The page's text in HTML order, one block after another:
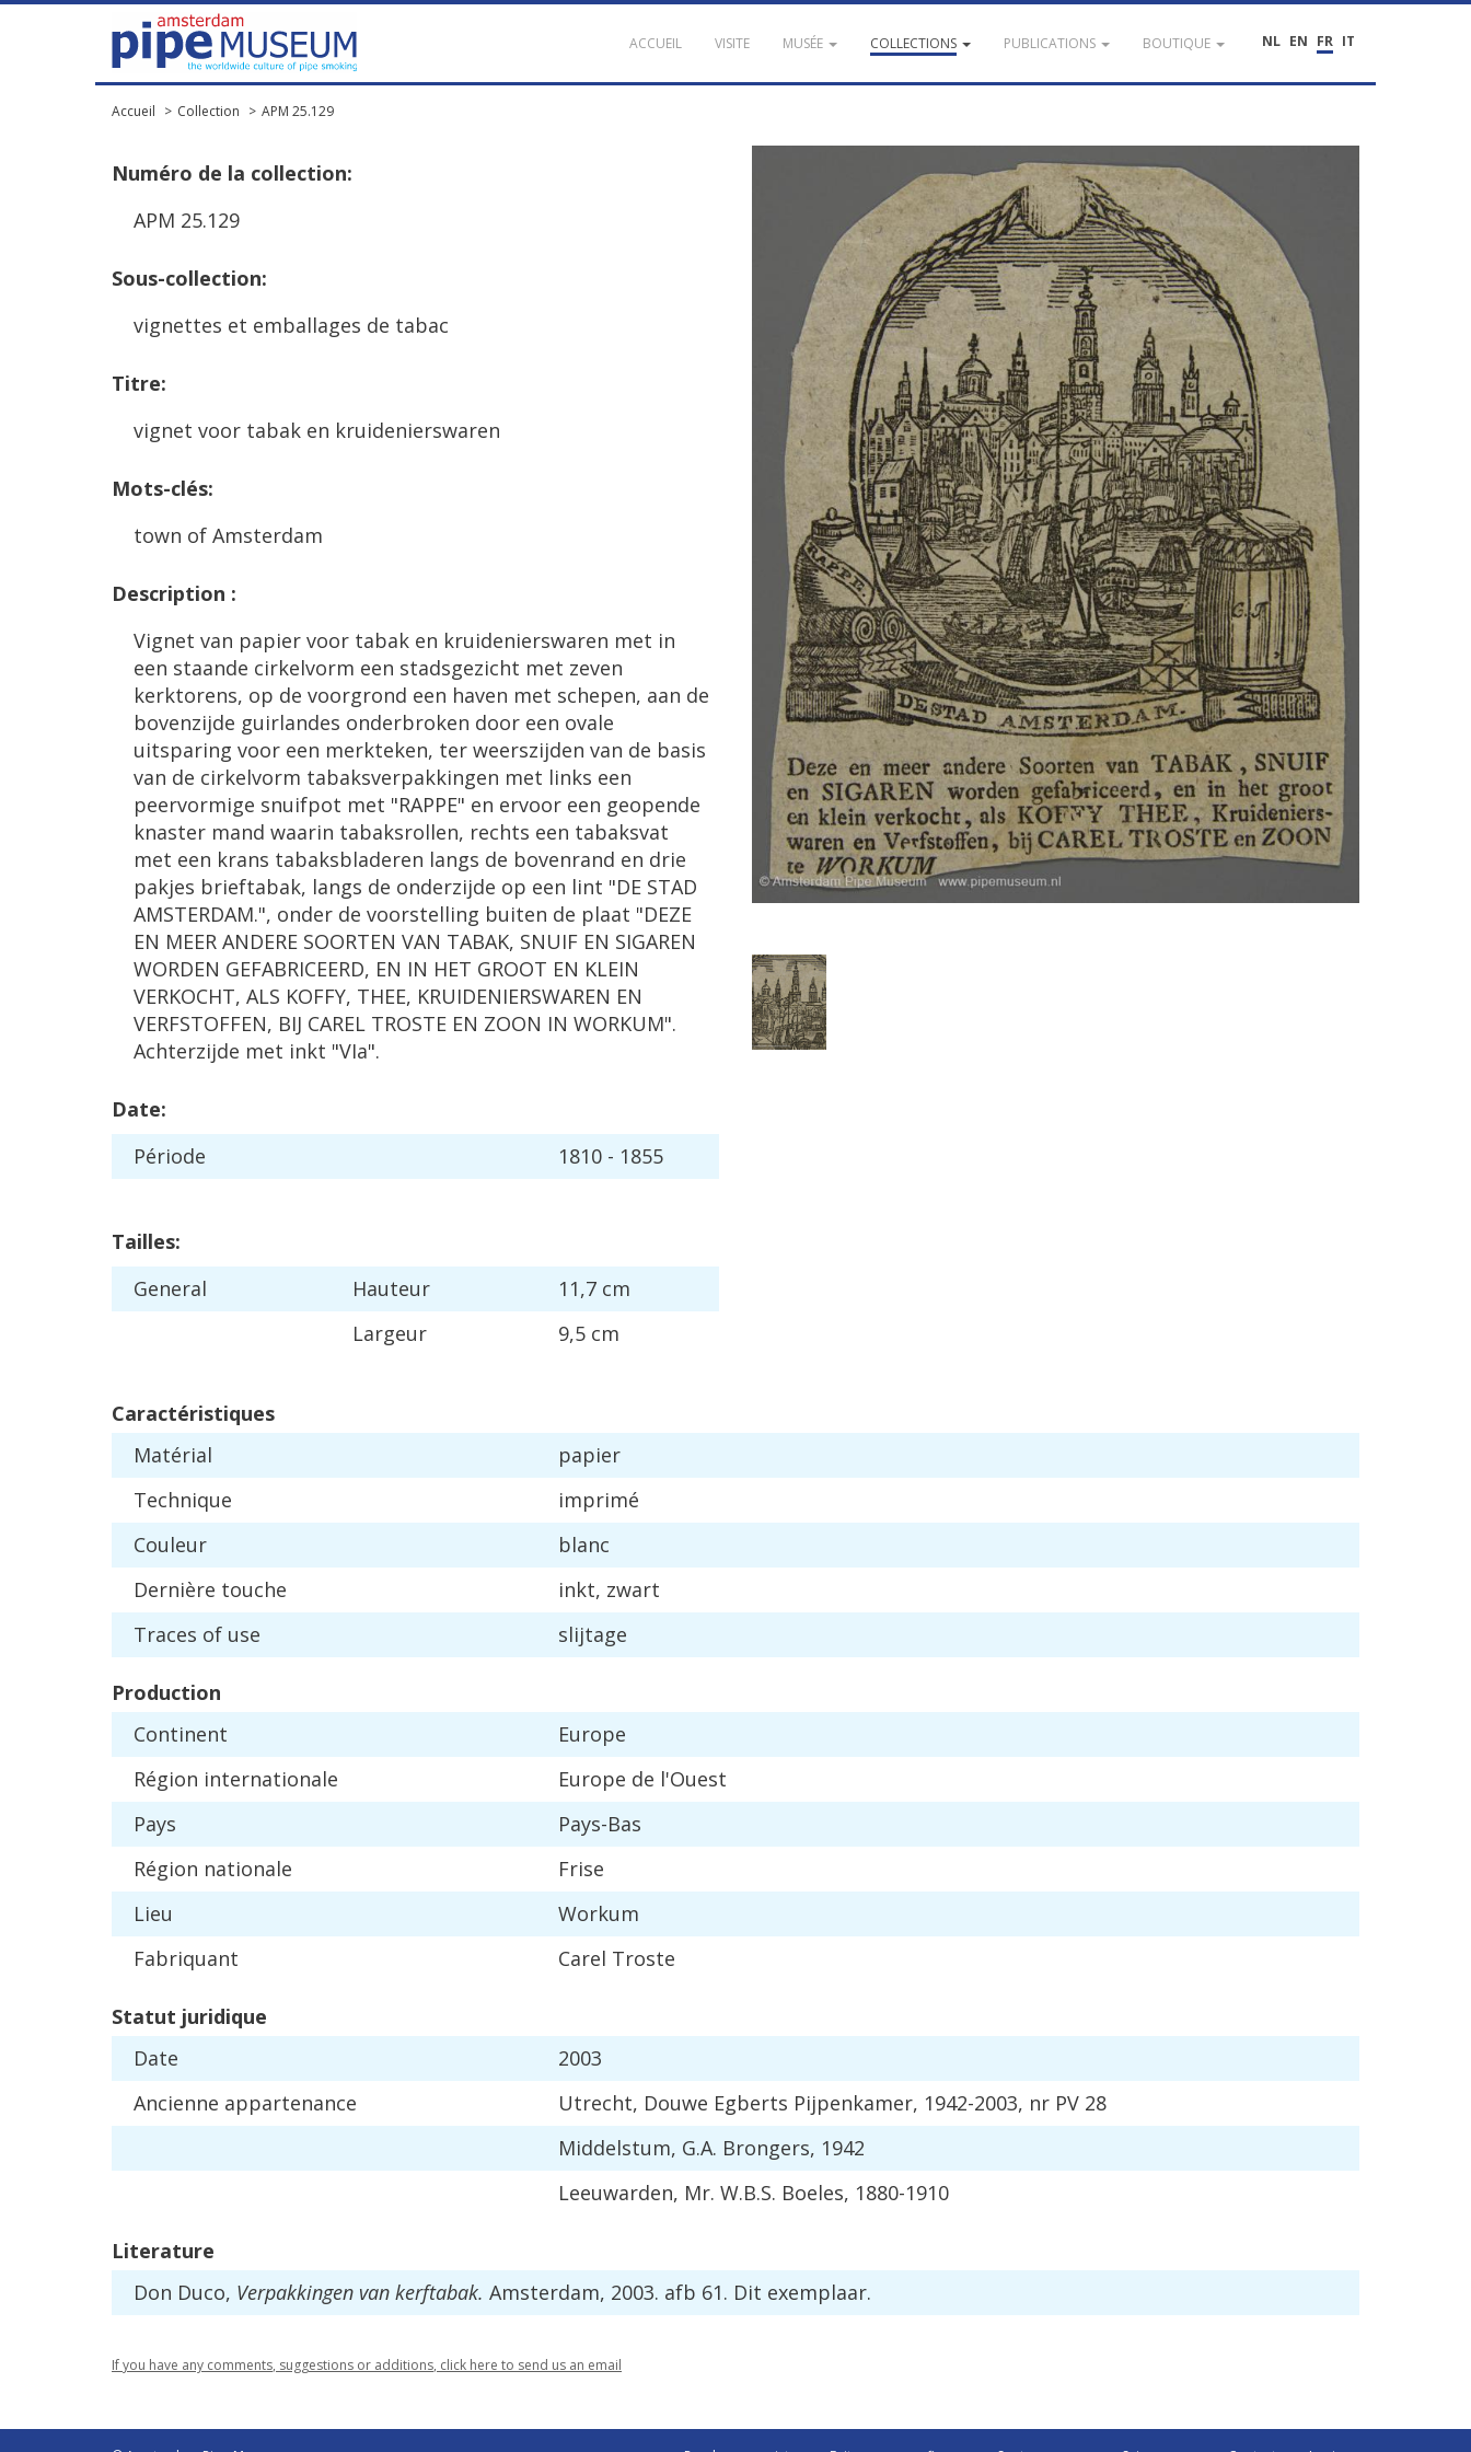
NL EN FR IT
ACCUEIL VISITE MUSÉE COLLECTIONS PUBLICATIONS BOUTIQUE
Accueil Collection APM 25.129
Numéro de la collection:
APM 25.129
Sous-collection:
vignettes et emballages de tabac
Titre:
vignet voor tabak en kruidenierswaren
Mots-clés:
town of Amsterdam
Description :
Vignet van papier voor tabak en kruidenierswaren met in
een staande cirkelvorm een stadsgezicht met zeven
kerktorens, op de voorgrond een haven met schepen, aan de
bovenzijde guirlandes onderbroken door een ovale
uitsparing voor een merkteken, ter weerszijden van de basis
van de cirkelvorm tabaksverpakkingen met links een
peervormige snuifpot met "RAPPE" en ervoor een geopende
knaster mand waarin tabaksrollen, rechts een tabaksvat
met een krans tabaksbladeren langs de bovenrand en drie
pakjes brieftabak, langs de onderzijde op een lint "DE STAD
AMSTERDAM.", onder de voorstelling buiten de plaat "DEZE
EN MEER ANDERE SOORTEN VAN TABAK, SNUIF EN SIGAREN
WORDEN GEFABRICEERD, EN IN HET GROOT EN KLEIN
VERKOCHT, ALS KOFFY, THEE, KRUIDENIERSWAREN EN
VERFSTOFFEN, BIJ CAREL TROSTE EN ZOON IN WORKUM".
Achterzijde met inkt "VIa".
Date:
Période 1810 - 1855
Tailles:
General
Hauteur 11,7 cm
Largeur
9,5 cm
Caractéristiques
Matérial
papier
Technique
imprimé
Couleur
blanc
Dernière touche inkt, zwart
Traces of use slijtage
Production
Continent
Europe
Région internationale Europe de l'Ouest
Pays
Pays-Bas
Région nationale
Frise
Lieu
Workum
Fabriquant
Carel Troste
Statut juridique
Date
2003
Ancienne appartenance Utrecht, Douwe Egberts Pijpenkamer, 1942-2003, nr PV 28
Middelstum, G.A. Brongers, 1942
Leeuwarden, Mr. W.B.S. Boeles, 1880-1910
Literature
Don Duco, Verpakkingen van kerftabak. Amsterdam, 2003. afb 61. Dit exemplaar.
Ifyou have any comments, suggestions or additions, click here to send us an email